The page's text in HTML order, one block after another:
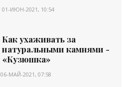
01-ИЮН-2021, 10:54
Как ухаживать за
натуральными камнями -
«Кузюшка»
06-МАЙ-2021, 07:58